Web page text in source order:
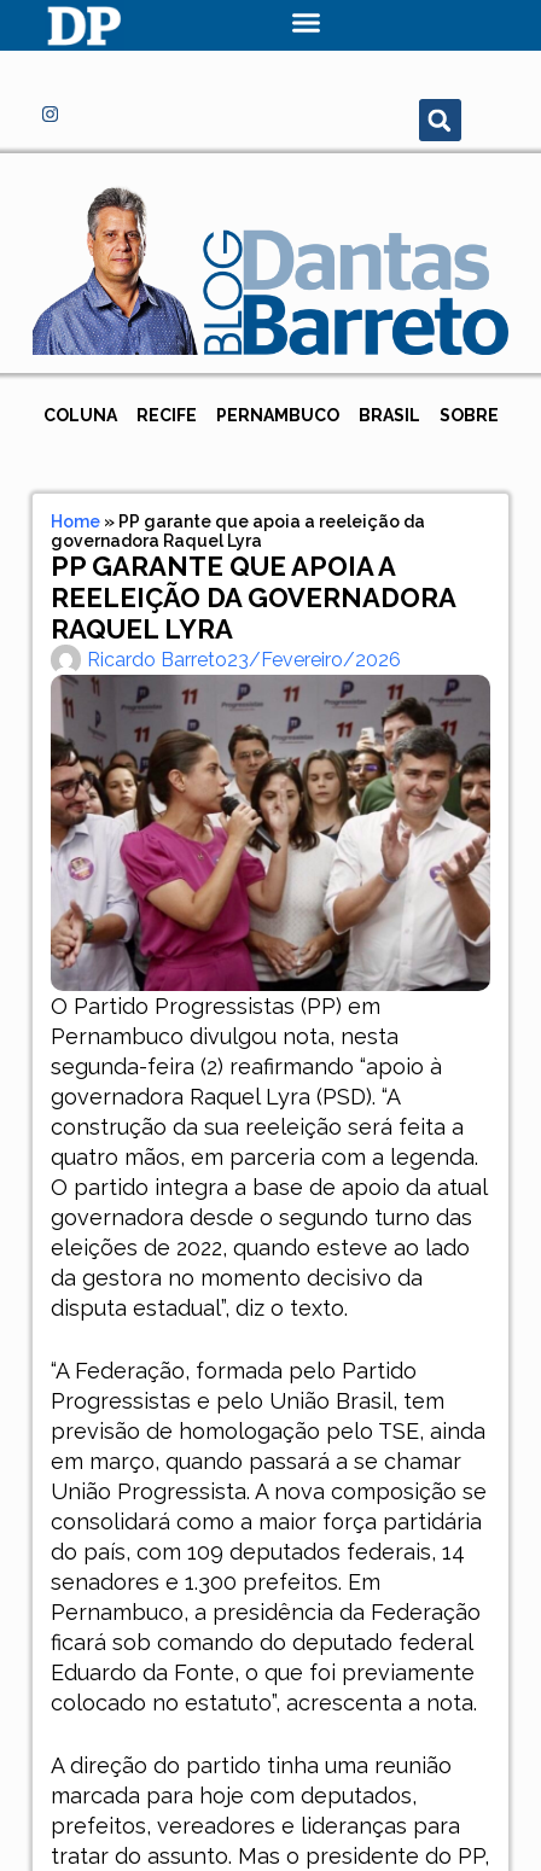
COLUNA RECIFE PERNAMBUCO BRASIL SOBRE
Home» PP garante que apoia a reeleição da
governadora Raquel Lyra
PP GARANTE QUE APOIA A
REELEIÇÃO DA GOVERNADORA
RAQUEL LYRA
Ricardo Barreto23/fevereiro/2026
O Partido Progressistas (PP) em
Pernambuco divulgou nota, nesta
segunda-feira (2) reafirmando “apoio à
governadora Raquel Lyra (PSD). “A
construção da sua reeleição será feita a
quatro mãos, em parceria com a legenda.
O partido integra a base de apoio da atual
governadora desde o segundo turno das
eleições de 2022, quando esteve ao lado
da gestora no momento decisivo da
disputa estadual”, diz o texto.
“A Federação, formada pelo Partido
Progressistas e pelo União Brasil, tem
previsão de homologação pelo TSE, ainda
em março, quando passará a se chamar
União Progressista. A nova composição se
consolidará como a maior força partidária
do país, com 109 deputados federais, 14
senadores e 1.300 prefeitos. Em
Pernambuco, a presidência da Federação
ficará sob comando do deputado federal
Eduardo da Fonte, o que foi previamente
colocado no estatuto”, acrescenta a nota.
A direção do partido tinha uma reunião
marcada para hoje com deputados,
prefeitos, vereadores e lideranças para
tratar do assunto. Mas o presidente do PP,